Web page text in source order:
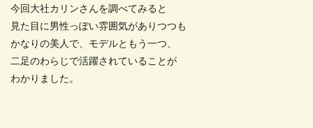
今回大社カリンさんを調べてみると
見た目に男性っぽい雰囲気がありつつも
かなりの美人で、モデルともう一つ、
二足のわらじで活躍されていることが
わかりました。